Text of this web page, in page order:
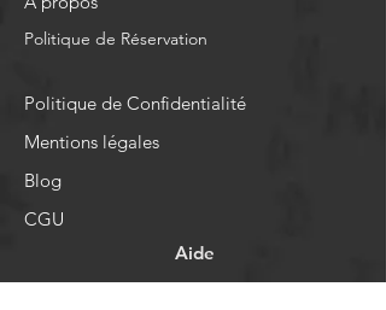
Politique de Réservation
Politique de Confidentialité
Mentions légales
Blog
CGU
Aide